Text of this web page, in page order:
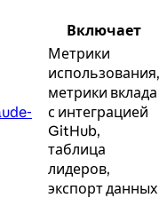
Включает
Метрики
использования,
метрики вклада
с интеграцией
GitHub,
таблица
лидеров,
экспорт данных